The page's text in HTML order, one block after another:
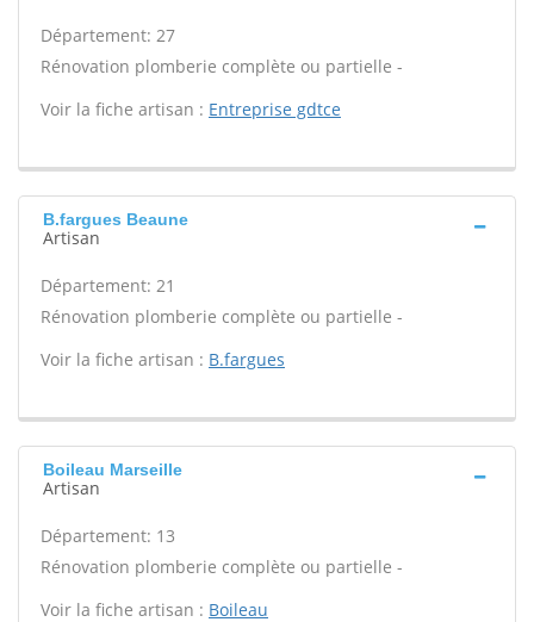
Département: 27
Rénovation plomberie complète ou partielle -
Voir la fiche artisan : Entreprise gdtce
B.fargues Beaune
Artisan
Département: 21
Rénovation plomberie complète ou partielle -
Voir la fiche artisan : B.fargues
Boileau Marseille
Artisan
Département: 13
Rénovation plomberie complète ou partielle -
Voir la fiche artisan : Boileau